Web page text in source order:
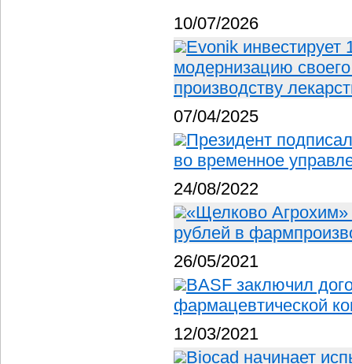
10/07/2026
Evonik
модернизацию
производству
07/04/2025
Президент
во временное
24/08/2022
«Щелково
рублей в
26/05/2021
BASF заключил
фармацевтической
12/03/2021
Biocad начинает